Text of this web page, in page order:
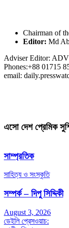
Chairman of
Editor: Md
Adviser Editor: ADV
Phones:+88 01715
email:
এসো দেশ প্রেমিক
সাম্প্রতিক
সাহিত্য ও সংস্কৃতি
সম্পর্ক – দিপু সিদ্দিকী
August 3, 2026
ডেইলি প্রেসওয়াচ: